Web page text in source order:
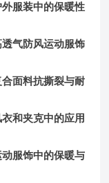
服装中的保暖性
气防风运动服饰
面料抗撕裂与耐
和夹克中的应用
服饰中的保暖与